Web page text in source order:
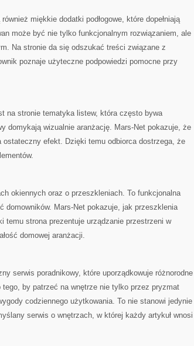
miękkie dodatki podłogowe, które dopełniają
może być nie tylko funkcjonalnym rozwiązaniem, ale
Na stronie da się odszukać treści związane z
poznaje użyteczne podpowiedzi pomocne przy
na stronie tematyka listew, która często bywa
domykają wizualnie aranżację. Mars-Net pokazuje, że
ostateczny efekt. Dzięki temu odbiorca dostrzega, że
okiennych oraz o przeszkleniach. To funkcjonalna
domowników. Mars-Net pokazuje, jak przeszklenia
temu strona prezentuje urządzanie przestrzeni w
domowej aranżacji.
serwis poradnikowy, które uporządkowuje różnorodne
by patrzeć na wnętrze nie tylko przez pryzmat
codziennego użytkowania. To nie stanowi jedynie
serwis o wnętrzach, w której każdy artykuł wnosi